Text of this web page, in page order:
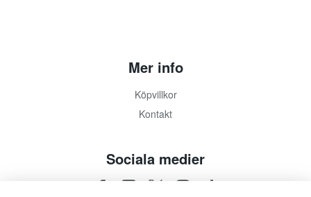
Mer info
Köpvillkor
Kontakt
Sociala medier